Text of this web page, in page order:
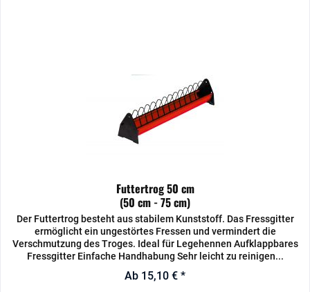
Futtertrog 50 cm
(50 cm - 75 cm)
Der Futtertrog besteht aus stabilem Kunststoff. Das Fressgitter
ermöglicht ein ungestörtes Fressen und vermindert die
Verschmutzung des Troges. Ideal für Legehennen Aufklappbares
Fressgitter Einfache Handhabung Sehr leicht zu reinigen...
Ab 15,10 € *